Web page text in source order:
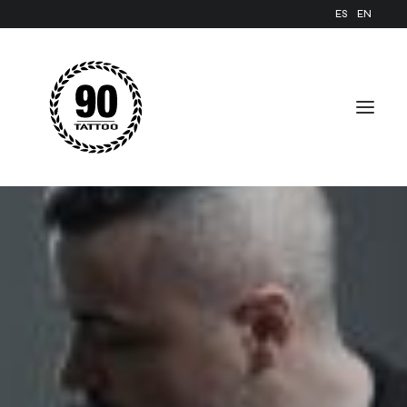
ES EN
ACCUEIL
BLOG
PRENEZ RENDEZ-VOUS